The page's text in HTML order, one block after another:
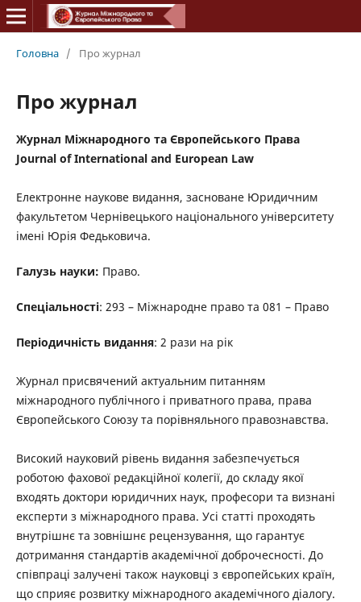
Головна / Про журнал
Про журнал
Журнал Міжнародного та Європейського Права
Journal of International and European Law
Електронне наукове видання, засноване Юридичним
факультетом Чернівецького національного університету
імені Юрія Федьковича.
Галузь науки: Право.
Спеціальності: 293 – Міжнародне право та 081 – Право
Періодичність видання: 2 рази на рік
Журнал присвячений актуальним питанням
міжнародного публічного і приватного права, права
Європейського Союзу та порівняльного правознавства.
Високий науковий рівень видання забезпечується
роботою фахової редакційної колегії, до складу якої
входять доктори юридичних наук, професори та визнані
експерти з міжнародного права. Усі статті проходять
внутрішнє та зовнішнє рецензування, що гарантує
дотримання стандартів академічної доброчесності. До
співпраці залучені також науковці з європейських країн,
що сприяє розвитку міжнародного академічного діалогу.